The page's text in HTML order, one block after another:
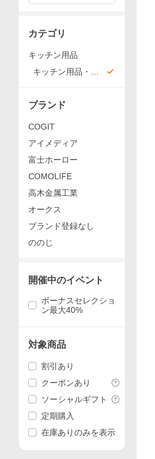
カテゴリ
キッチン用品
キッチン用品・雑
ブランド
COGIT
アイメディア
富士ホーロー
COMOLIFE
高木金属工業
オークス
ブランド登録なし
ののじ
開催中のイベント
ボーナスセレクショ
ン最大40%
対象商品
割引あり
クーポンあり
ソーシャルギフト
定期購入
在庫ありのみを表示